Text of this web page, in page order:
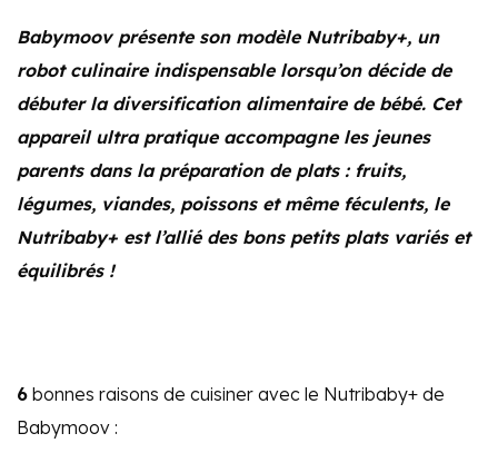
Babymoov présente son modèle Nutribaby+, un
robot culinaire indispensable lorsqu’on décide de
débuter la diversification alimentaire de bébé. Cet
appareil ultra pratique accompagne les jeunes
parents dans la préparation de plats : fruits,
légumes, viandes, poissons et même féculents, le
Nutribaby+ est l’allié des bons petits plats variés et
équilibrés !
6 bonnes raisons de cuisiner avec le Nutribaby+ de
Babymoov :